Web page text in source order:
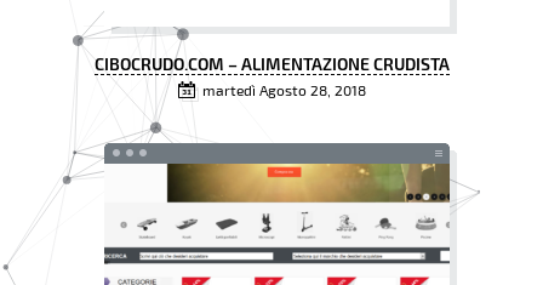
CIBOCRUDO.COM – ALIMENTAZIONE CRUDISTA
martedì Agosto 28, 2018